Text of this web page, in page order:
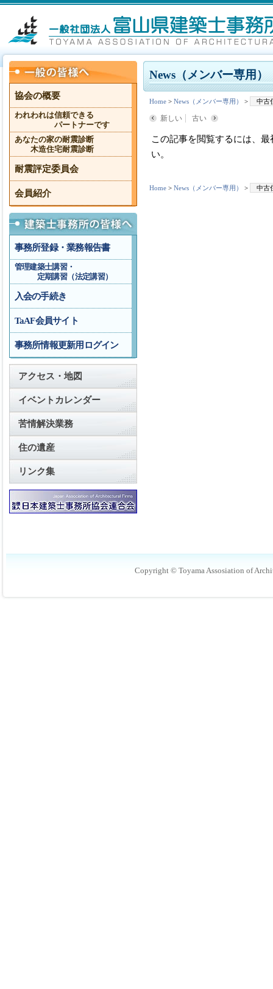
News（メンバー専用）
Home > News（メンバー専用） > 中古
新しい 古い
この記事を閲覧するには、
い。
Home > News（メンバー専用） > 中古
協会の概要
われわれは信頼できる
パートナーです
あなたの家の耐震診断
木造住宅耐震診断
耐震評定委員会
会員紹介
事務所登録・業務報告書
管理建築士講習・
定期講習（法定講習）
入会の手続き
TaAF会員サイト
事務所情報更新用ログイン
アクセス・地図
イベントカレンダー
苦情解決業務
住の遺産
リンク集
Copyright © Toyama Assosiation of